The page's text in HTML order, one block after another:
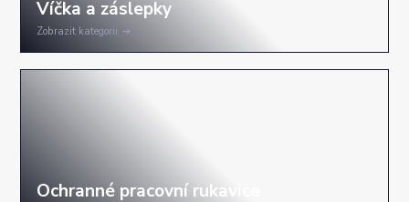
Zobrazit kategorii